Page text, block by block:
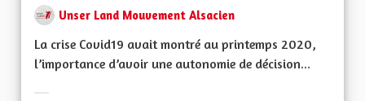
Unser Land Mouvement Alsacien
La crise Covid19 avait montré au printemps 2020,
l’importance d’avoir une autonomie de décision...